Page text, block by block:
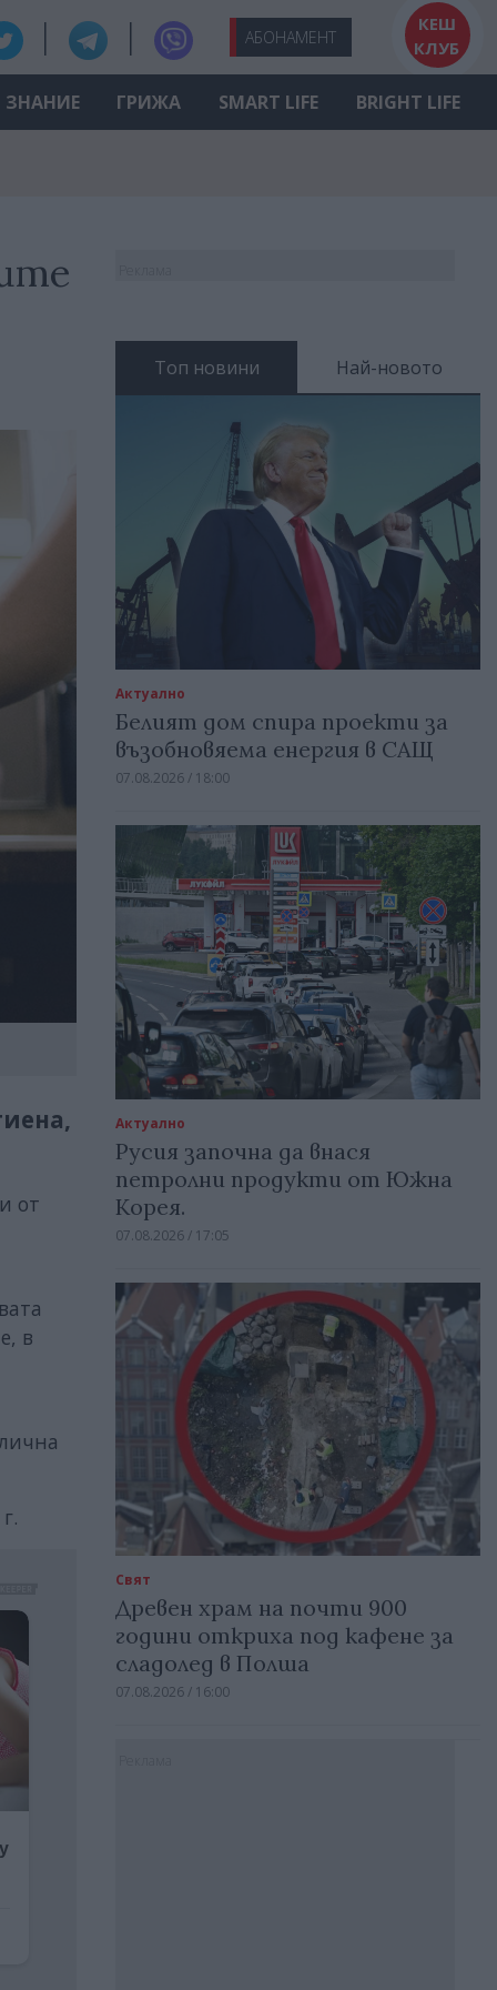
АБОНАМЕНТ
КЕШ
КЛУБ
ЗНАНИЕ ГРИЖА SMART LIFE BRIGHT LIFE
от
в
Топ новини Най-новото
Актуално
Белият дом спира проекти за
възобновяема енергия в САЩ
07.08.2026 / 18:00
Актуално
Русия започна да внася
петролни продукти от Южна
Корея.
07.08.2026 / 17:05
Свят
Древен храм на почти 900
години откриха под кафене за
сладолед в Полша
07.08.2026 / 16:00